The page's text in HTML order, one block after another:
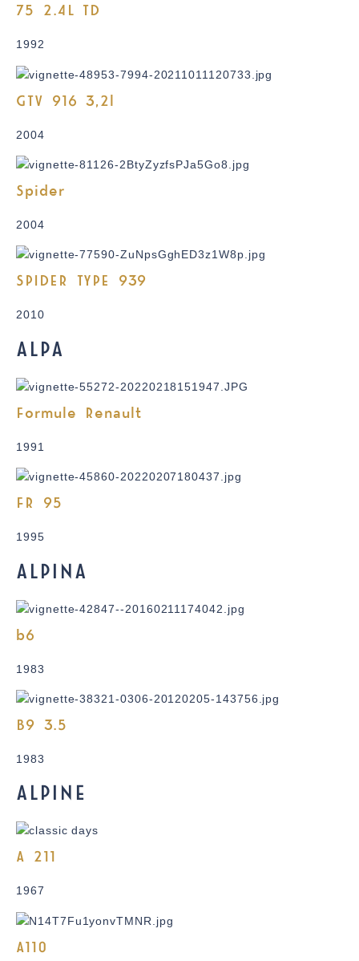
75 2.4L TD
1992
GTV 916 3,2l
2004
Spider
2004
SPIDER TYPE 939
2010
ALPA
Formule Renault
1991
FR 95
1995
ALPINA
b6
1983
B9 3.5
1983
ALPINE
A 211
1967
A110